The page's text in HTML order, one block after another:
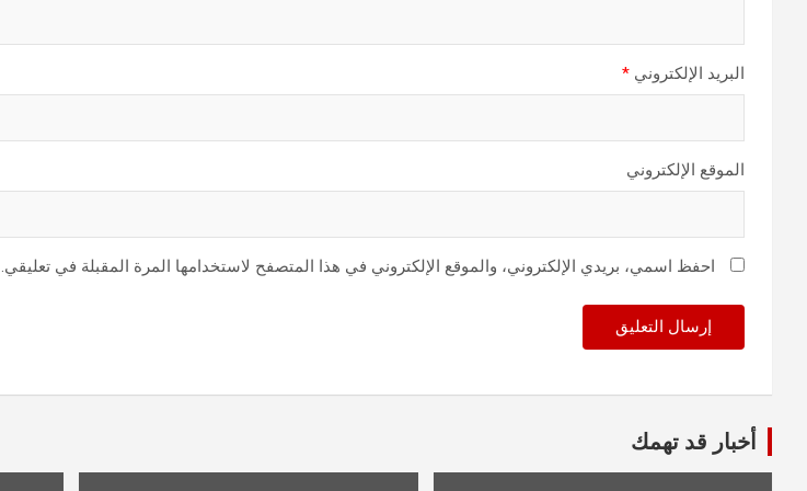
البريد الإلكتروني *
الموقع الإلكتروني
احفظ اسمي، بريدي الإلكتروني، والموقع الإلكتروني في هذا المتصفح لاستخدامها المرة المقبلة في تعليقي.
أخبار قد تهمك